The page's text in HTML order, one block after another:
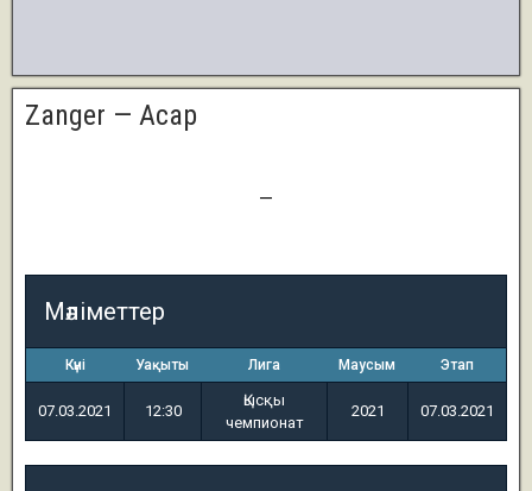
Zanger — Асар
—
Мәліметтер
Күні Уақыты Лига Маусым Этап
07.03.2021 12:30
Қысқы
чемпионат
2021 07.03.2021